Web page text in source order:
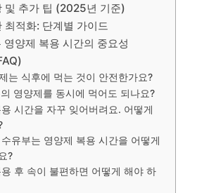
및 추가 팁 (2025년 기준)
최적화: 단계별 가이드
영양제 복용 시간의 중요성
는 식후에 먹는 것이 안전한가요?
영양제를 동시에 먹어도 되나요?
시간을 자꾸 잊어버려요. 어떻게
유부는 영양제 복용 시간을 어떻게
?
후 속이 불편하면 어떻게 해야 하